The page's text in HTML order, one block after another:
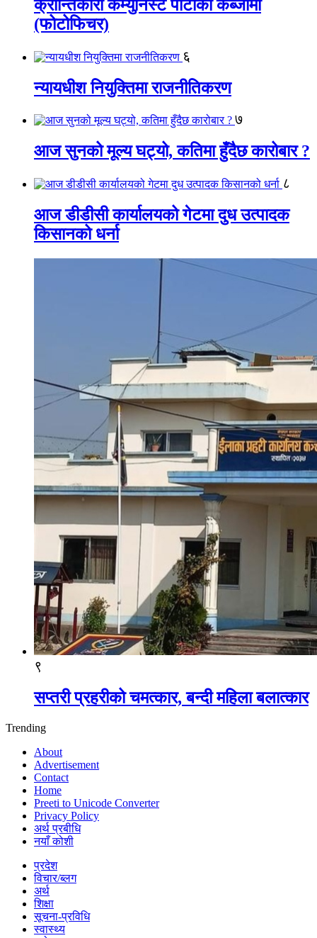
क्रान्तिकारी कम्युनिस्ट पार्टीको कब्जामा
(फोटोफिचर)
६
न्यायधीश नियुक्तिमा राजनीतिकरण
७
आज सुनको मूल्य घट्यो, कतिमा हुँदैछ कारोबार ?
८
आज डीडीसी कार्यालयको गेटमा दुध उत्पादक
किसानको धर्ना
९
सप्तरी प्रहरीको चमत्कार, बन्दी महिला बलात्कार
Trending
About
Advertisement
Contact
Home
Preeti to Unicode Converter
Privacy Policy
अर्थ प्रबीधि
नयाँ कोशी
प्रदेश
विचार/ब्लग
अर्थ
शिक्षा
सूचना-प्रविधि
स्वास्थ्य